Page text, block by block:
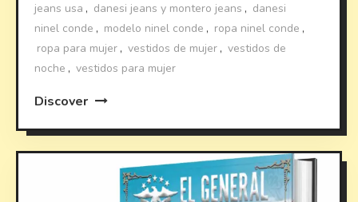
jeans usa , danesi jeans y montero jeans , danesi
ninel conde , modelo ninel conde , ropa ninel conde ,
ropa para mujer , vestidos de mujer , vestidos de
noche , vestidos para mujer
Discover